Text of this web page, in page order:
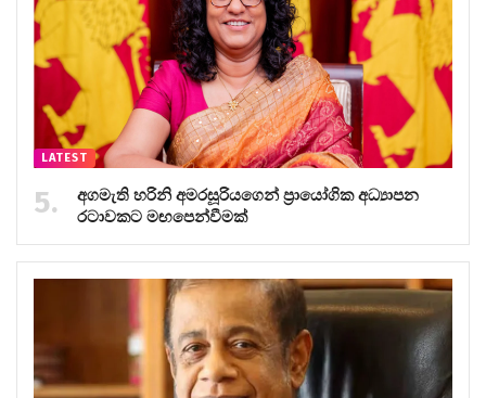
LATEST
අගමැති හරිනි අමරසූරියගෙන් ප්‍රායෝගික අධ්‍යාපන
රටාවකට මඟපෙන්වීමක්